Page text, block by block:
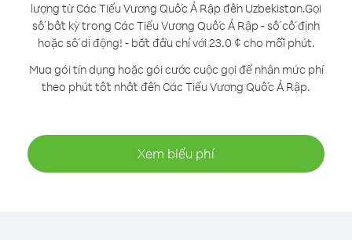
lượng từ Các Tiểu Vương Quốc Ả Rập đến Uzbekistan.Gọi
số bất kỳ trong Các Tiểu Vương Quốc Ả Rập - số cố định
hoặc số di động! - bắt đầu chỉ với 23.0 ¢ cho mỗi phút.
Mua gói tín dụng hoặc gói cước cuộc gọi để nhận mức phí
theo phút tốt nhất đến Các Tiểu Vương Quốc Ả Rập.
Xem biểu phí